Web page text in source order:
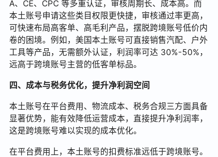
A、CE、CPC 等多重认证，审核周期长、成本高。而
本土账号申请这些类目权限更快捷，审核通过率更高，
可快速布局高客单、高毛利产品，摆脱跨境账号低价内
卷的困境。例如，美国本土账号可直接销售汽配、户外
工具等产品，无需额外认证，利润率可达 30%-50%，
远高于跨境账号主营的低客单标品。
四、成本与税务优化，提升净利润空间
本土账号在平台费用、物流成本、税务合规三方面具备
显著优势，能有效降低运营成本，直接提升净利润率，
这是跨境账号难以实现的成本优化。
在平台费用上，本土账号的扣费标准远低于跨境账号。